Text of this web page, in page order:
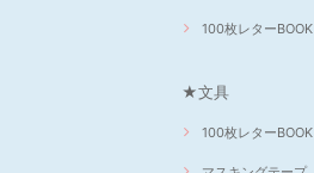
100枚レターBOOK
★文具
100枚レターBOOK